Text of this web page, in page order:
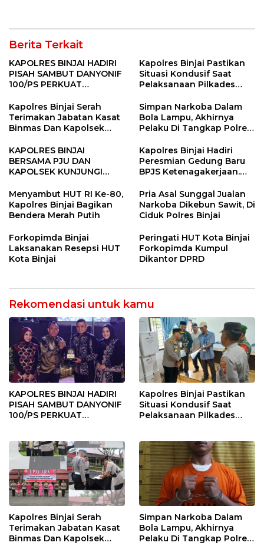
Berita Terkait
KAPOLRES BINJAI HADIRI
PISAH SAMBUT DANYONIF
100/PS PERKUAT
Kapolres Binjai Pastikan
Situasi Kondusif Saat
Pelaksanaan Pilkades
Kapolres Binjai Serah
Terimakan Jabatan Kasat
Binmas Dan Kapolsek
Simpan Narkoba Dalam
Bola Lampu, Akhirnya
Pelaku Di Tangkap Polres
KAPOLRES BINJAI
BERSAMA PJU DAN
KAPOLSEK KUNJUNGI
BINJAI
Kapolres Binjai Hadiri
Peresmian Gedung Baru
BPJS Ketenagakerjaan.
Menyeluruh bagi Pekerja”
Menyambut HUT RI Ke-80,
Kapolres Binjai Bagikan
Bendera Merah Putih
Pria Asal Sunggal Jualan
Narkoba Dikebun Sawit, Di
Ciduk Polres Binjai
Forkopimda Binjai
Laksanakan Resepsi HUT
Kota Binjai
Peringati HUT Kota Binjai
Forkopimda Kumpul
Dikantor DPRD
Rekomendasi untuk kamu
KAPOLRES BINJAI HADIRI
PISAH SAMBUT DANYONIF
100/PS PERKUAT
Kapolres Binjai Pastikan
Situasi Kondusif Saat
Pelaksanaan Pilkades
Kapolres Binjai Serah
Terimakan Jabatan Kasat
Binmas Dan Kapolsek
Simpan Narkoba Dalam
Bola Lampu, Akhirnya
Pelaku Di Tangkap Polres